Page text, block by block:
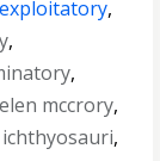
exploitatory,
,
,
mccrory,
ichthyosauri,